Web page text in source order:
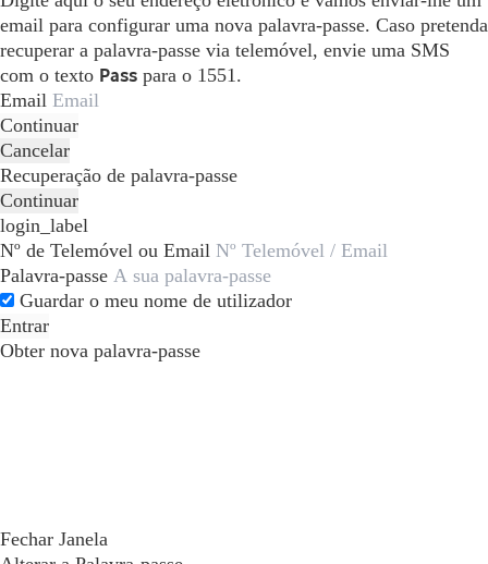
email para configurar uma nova palavra-passe. Caso pretenda
recuperar a palavra-passe via telemóvel, envie uma SMS
com o texto Pass para o 1551.
Email
Continuar
Cancelar
Recuperação de palavra-passe
Continuar
login_label
Nº de Telemóvel ou Email
Palavra-passe
Guardar o meu nome de utilizador
Entrar
Obter nova palavra-passe
Fechar Janela